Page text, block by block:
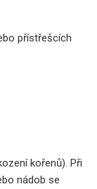
přístřešcích
kořenů). Při
nádob se